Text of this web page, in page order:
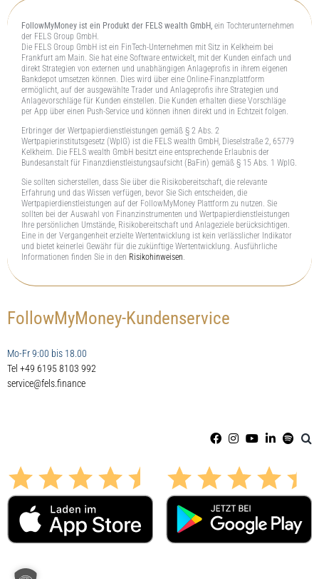
FollowMyMoney ist ein Produkt der FELS wealth GmbH,ein Tochterunternehmen
der FELS Group GmbH.
Die FELS Group GmbH ist ein FinTech-Unternehmen mit Sitz in Kelkheim bei
Frankfurt am Main. Sie hat eine Software entwickelt, mit der Kunden einfach und
direkt Strategien von externen und unabhängigen Anlageprofis in ihrem eigenen
Bankdepot umsetzen können. Dies wird über eine Online-Finanzplattform
ermöglicht, auf der ausgewählte Trader und Anlageprofis ihre Strategien und
Anlagevorschläge für Kunden einstellen. Die Kunden erhalten diese Vorschläge
per App über einen Push-Service und können ihnen direkt und in Echtzeit folgen.
Erbringer der Wertpapierdienstleistungen gemäß § 2 Abs. 2
Wertpapierinstitutsgesetz (WpIG) ist die FELS wealth GmbH, Dieselstraße 2, 65779
Kelkheim. Die FELS wealth GmbH besitzt eine entsprechende Erlaubnis der
Bundesanstalt für Finanzdienstleistungsaufsicht (BaFin) gemäß § 15 Abs. 1 WpIG.
Sie sollten sicherstellen, dass Sie über die Risikobereitschaft, die relevante
Erfahrung und das Wissen verfügen, bevor Sie Sich entscheiden, die
Wertpapierdienstleistungen auf der FollowMyMoney Plattform zu nutzen. Sie
sollten bei der Auswahl von Finanzinstrumenten und Wertpapierdienstleistungen
Ihre persönlichen Umstände, Risikobereitschaft und Anlageziele berücksichtigen.
Eine in der Vergangenheit erzielte Wertentwicklung ist kein verlässlicher Indikator
und bietet keinerlei Gewähr für die zukünftige Wertentwicklung. Ausführliche
Informationen finden Sie in den Risikohinweisen.
FollowMyMoney-Kundenservice
Mo-Fr 9:00 bis 18.00
Tel +49 6195 8103 992
service@fels.finance